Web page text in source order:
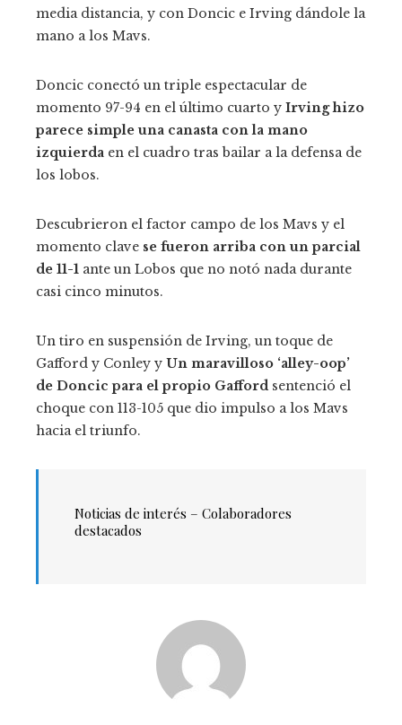
media distancia, y con Doncic e Irving dándole la
mano a los Mavs.
Doncic conectó un triple espectacular de
momento 97-94 en el último cuarto y Irving hizo
parece simple una canasta con la mano
izquierda en el cuadro tras bailar a la defensa de
los lobos.
Descubrieron el factor campo de los Mavs y el
momento clave se fueron arriba con un parcial
de 11-1 ante un Lobos que no notó nada durante
casi cinco minutos.
Un tiro en suspensión de Irving, un toque de
Gafford y Conley y Un maravilloso ‘alley-oop’
de Doncic para el propio Gafford sentenció el
choque con 113-105 que dio impulso a los Mavs
hacia el triunfo.
Noticias de interés – Colaboradores
destacados